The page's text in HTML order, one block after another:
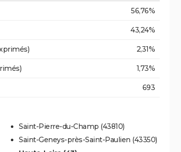
56,76%
43,24%
2,31%
1,73%
693
Saint-Pierre-du-Champ (43810)
Saint-Geneys-près-Saint-Paulien (43350)